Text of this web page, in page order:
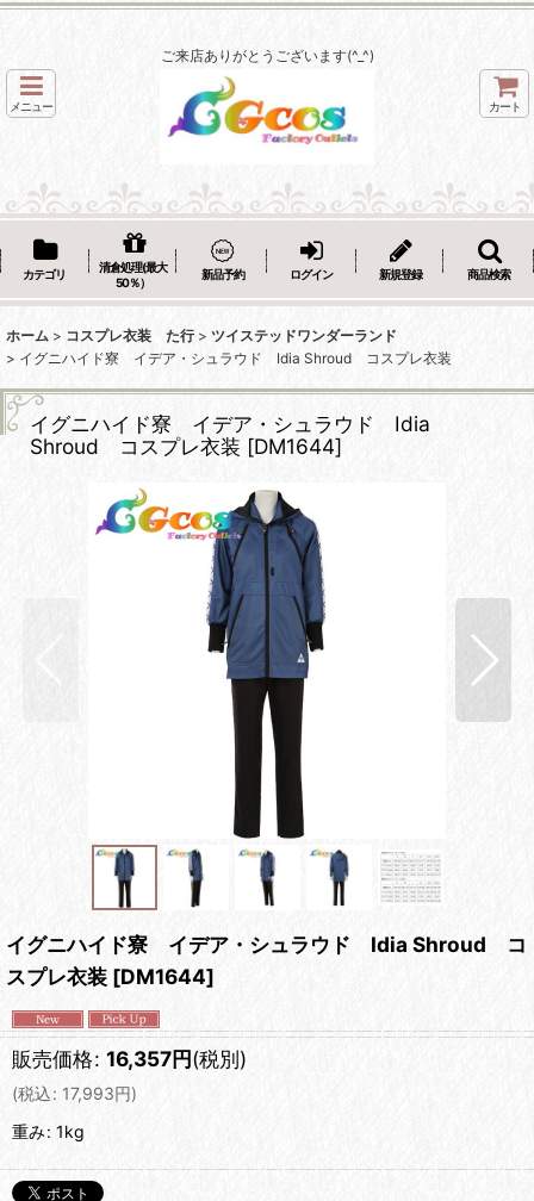
ご来店ありがとうございます(^_^)
メニュー カート
カテゴリ
清倉処理(最大
50％）
新品予約 ログイン 新規登録 商品検索
ホーム > コスプレ衣装 た行 > ツイステッドワンダーランド
> イグニハイド寮 イデア・シュラウド Idia Shroud コスプレ衣装
イグニハイド寮 イデア・シュラウド Idia
Shroud コスプレ衣装 [DM1644]
イグニハイド寮 イデア・シュラウド Idia Shroud コ
スプレ衣装 [DM1644]
販売価格: 16,357円(税別)
(税込: 17,993円)
重み: 1kg